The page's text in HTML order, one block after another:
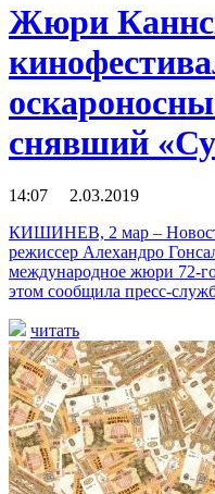
Жюри
снявший
14:07 2.03.2019
КИШИНЕВ, 2 мар –
режиссер Алехандро
международное жюри 72-
этом сообщила пресс-
читать